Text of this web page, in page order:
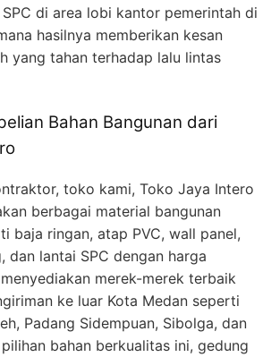
di area lobi kantor pemerintah di
hasilnya memberikan kesan
yang tahan terhadap lalu lintas
Bahan Bangunan dari
toko kami, Toko Jaya Intero
berbagai material bangunan
baja ringan, atap PVC, wall panel,
dan lantai SPC dengan harga
merek-merek terbaik
ke luar Kota Medan seperti
Padang Sidempuan, Sibolga, dan
bahan berkualitas ini, gedung